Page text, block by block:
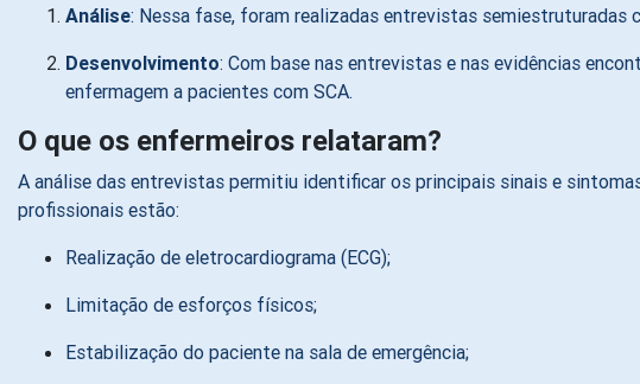
Análise: Nessa fase, foram realizadas entrevistas semiestruturadas
Desenvolvimento: Com base nas entrevistas e nas evidências
enfermagem a pacientes com SCA.
O que os enfermeiros relataram?
A análise das entrevistas permitiu identificar os principais sinais e
profissionais estão:
Realização de eletrocardiograma (ECG);
Limitação de esforços físicos;
Estabilização do paciente na sala de emergência;